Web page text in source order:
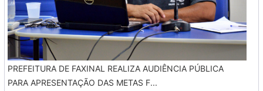
PREFEITURA DE FAXINAL REALIZA AUDIÊNCIA PÚBLICA
PARA APRESENTAÇÃO DAS METAS F...